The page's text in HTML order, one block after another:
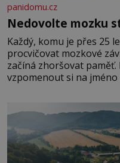
panidomu.cz
Nedovolte mozku
Každý, komu je přes 25
procvičovat mozkové
začíná zhoršovat
vzpomenout si na
Je to opravdu tak, s
rozhodla stávkovat.